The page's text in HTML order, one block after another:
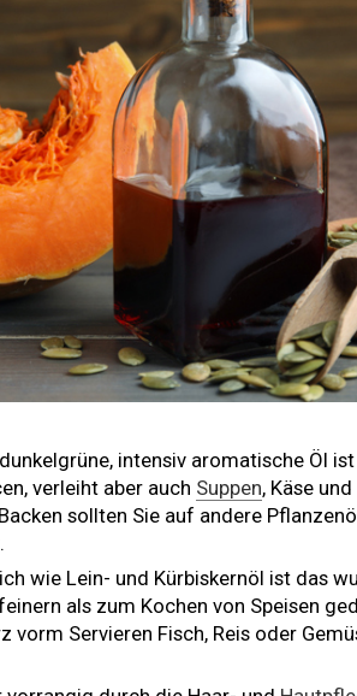
intensiv aromatische Öl
verleiht aber auch Suppen, Käse
sollten Sie auf andere
wie Lein- und Kürbiskernöl ist das
als zum Kochen von Speisen
vorm Servieren Fisch, Reis oder